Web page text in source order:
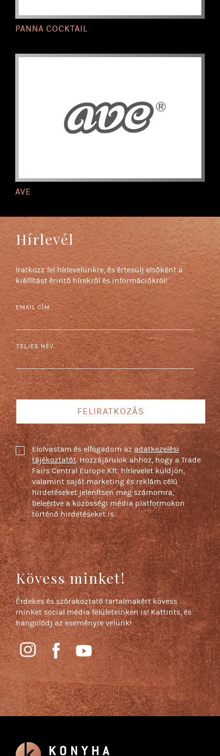
PANNA COCKTAIL
AVE
Hírlevél
Iratkozz fel hírlevelünkre, és értesülj elsőként a
kiállítást érintő hírekről és információkról!
EMAIL CÍM
TELJES NÉV
FELIRATKOZÁS
Elolvastam és elfogadom azadatkezelési
tájékoztatót. Hozzájárulok ahhoz, hogy a Trade
Fairs Central Europe Kft. hírlevelet küldjön,
valamint saját marketing és reklám célú
hirdetéseket jelenítsen meg számomra,
beleértve a közösségi média platformokon
történő hirdetéseket is.
Kövess minket!
Érdekes és szórakoztató tartalmakért kövess
minket social média felületeinken is! Kattints, és
hangolódj az eseményre velünk!